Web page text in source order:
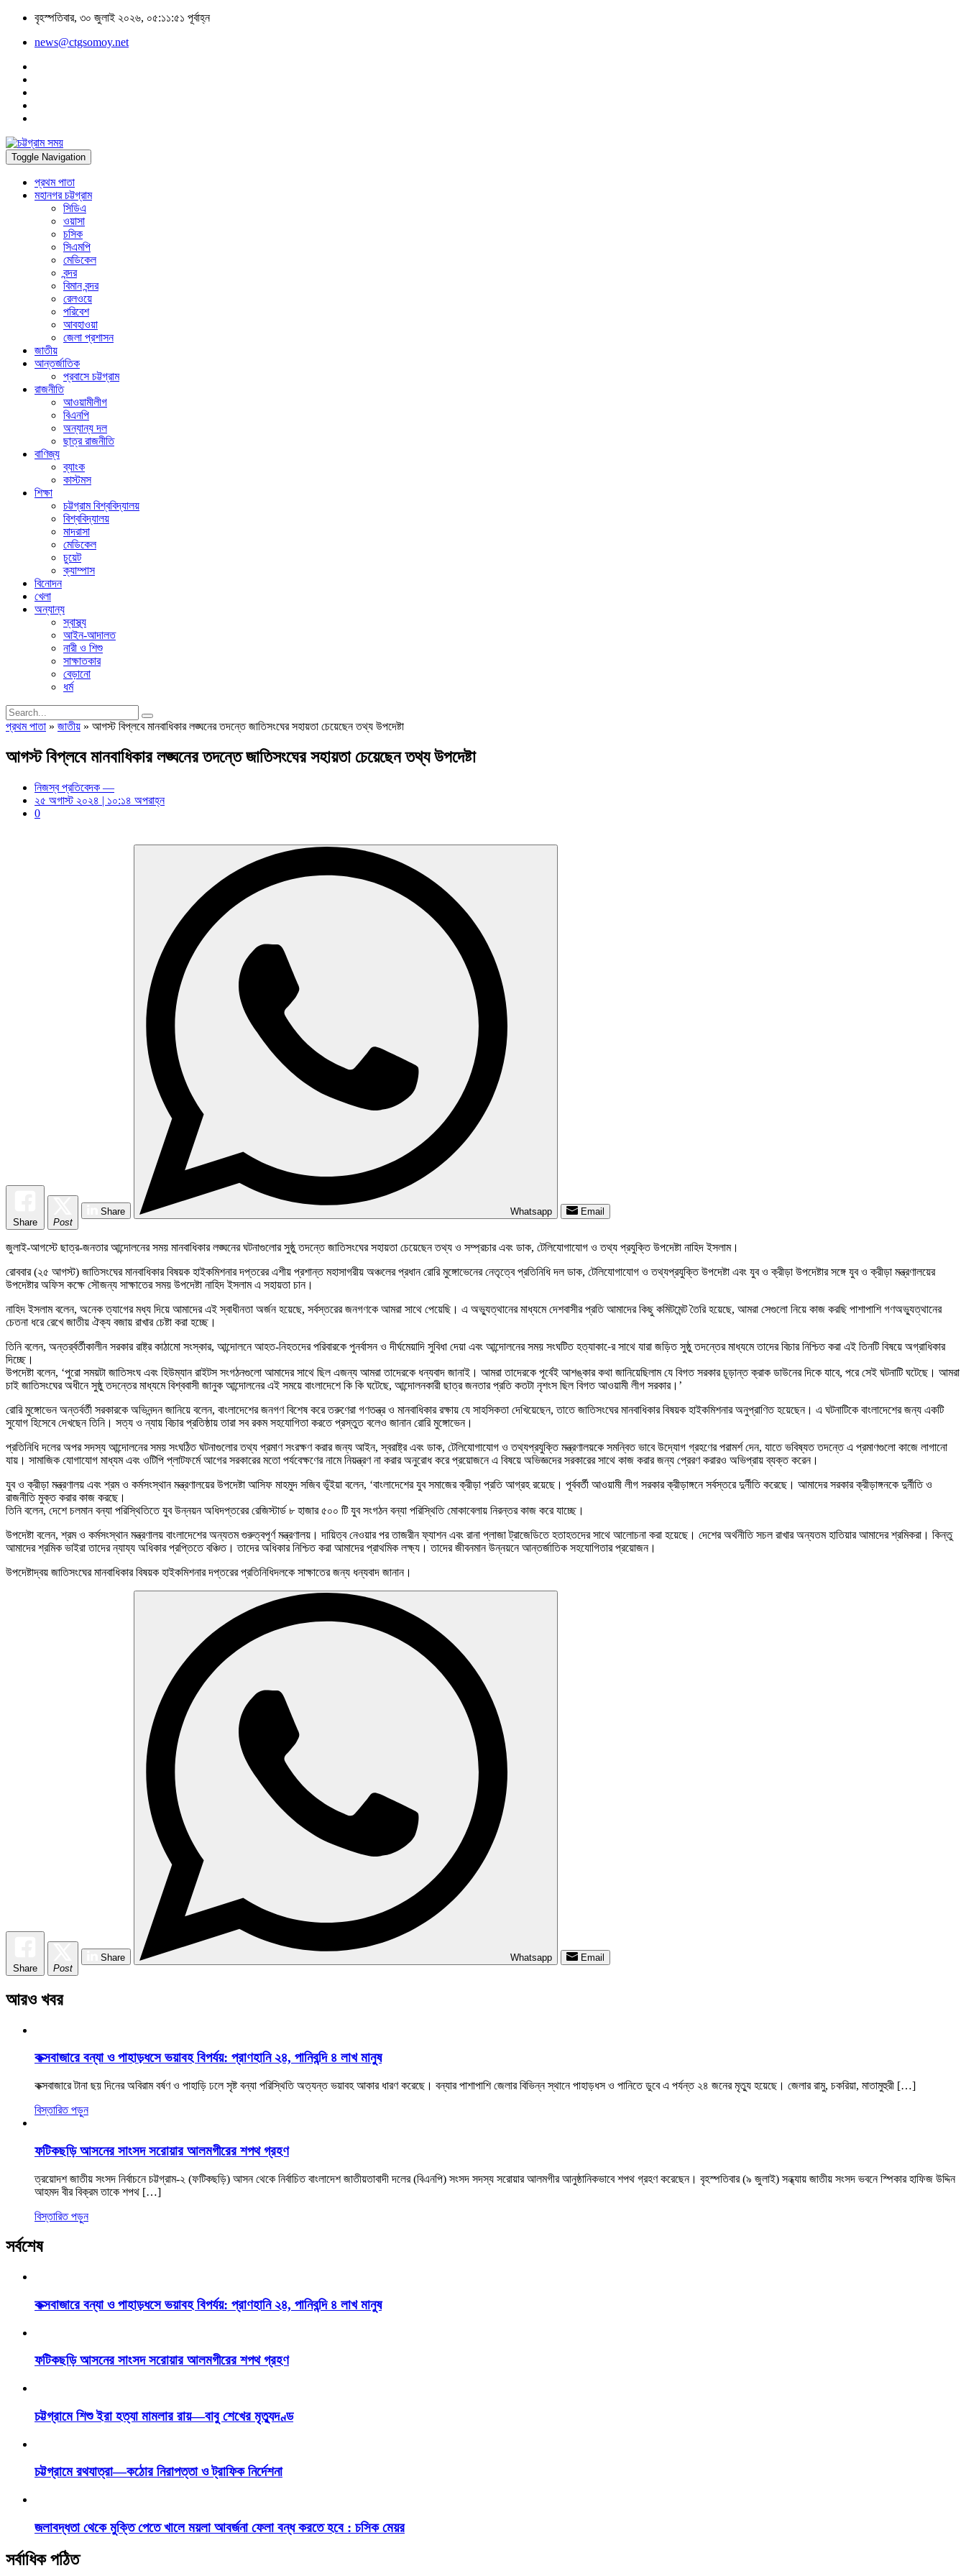
বৃহস্পতিবার, ৩০ জুলাই ২০২৬, ০৫:১১:৫১ পূর্বাহ্ন
news@ctgsomoy.net
Toggle Navigation
প্রথম পাতা
মহানগর চট্টগ্রাম
সিডিএ
ওয়াসা
চসিক
সিএমপি
মেডিকেল
বন্দর
বিমান বন্দর
রেলওয়ে
পরিবেশ
আবহাওয়া
জেলা প্রশাসন
জাতীয়
আন্তর্জাতিক
প্রবাসে চট্টগ্রাম
রাজনীতি
আওয়ামীলীগ
বিএনপি
অন্যান্য দল
ছাত্র রাজনীতি
বাণিজ্য
ব্যাংক
কাস্টমস
শিক্ষা
চট্টগ্রাম বিশ্ববিদ্যালয়
বিশ্ববিদ্যালয়
মাদরাসা
মেডিকেল
চুয়েট
ক্যাম্পাস
বিনোদন
খেলা
অন্যান্য
স্বাস্থ্য
আইন-আদালত
নারী ও শিশু
সাক্ষাতকার
বেড়ানো
ধর্ম
প্রথম পাতা » জাতীয় » আগস্ট বিপ্লবে মানবাধিকার লঙ্ঘনের তদন্তে জাতিসংঘের সহায়তা চেয়েছেন তথ্য উপদেষ্টা
আগস্ট বিপ্লবে মানবাধিকার লঙ্ঘনের তদন্তে জাতিসংঘের সহায়তা চেয়েছেন তথ্য উপদেষ্টা
নিজস্ব প্রতিবেদক —
২৫ অগাস্ট ২০২৪ | ১০:১৪ অপরাহ্ন
0
Share Post
Share Whatsapp Email
জুলাই-আগস্টে ছাত্র-জনতার আন্দোলনের সময় মানবাধিকার লঙ্ঘনের ঘটনাগুলোর সুষ্ঠু তদন্তে জাতিসংঘের সহায়তা চেয়েছেন তথ্য ও সম্প্রচার এবং ডাক, টেলিযোগাযোগ ও তথ্য প্রযুক্তি উপদেষ্টা নাহিদ ইসলাম।
রোববার (২৫ আগস্ট) জাতিসংঘের মানবাধিকার বিষয়ক হাইকমিশনার দপ্তরের এশীয় প্রশান্ত মহাসাগরীয় অঞ্চলের প্রধান রোরি মুঙ্গোভেনের নেতৃত্বে প্রতিনিধি দল ডাক, টেলিযোগাযোগ ও তথ্যপ্রযুক্তি উপদেষ্টা এবং যুব ও ক্রীড়া উপদেষ্টার সঙ্গে যুব ও ক্রীড়া মন্ত্রণালয়ের
উপদেষ্টার অফিস কক্ষে সৌজন্য সাক্ষাতের সময় উপদেষ্টা নাহিদ ইসলাম এ সহায়তা চান।
নাহিদ ইসলাম বলেন, অনেক ত্যাগের মধ্য দিয়ে আমাদের এই স্বাধীনতা অর্জন হয়েছে, সর্বস্তরের জনগণকে আমরা সাথে পেয়েছি। এ অভ্যুত্থানের মাধ্যমে দেশবাসীর প্রতি আমাদের কিছু কমিটমেন্ট তৈরি হয়েছে, আমরা সেগুলো নিয়ে কাজ করছি পাশাপাশি গণঅভ্যুত্থানের
চেতনা ধরে রেখে জাতীয় ঐক্য বজায় রাখার চেষ্টা করা হচ্ছে।
তিনি বলেন, অন্তর্র্বর্তীকালীন সরকার রাষ্ট্র কাঠামো সংস্কার, আন্দোলনে আহত-নিহতদের পরিবারকে পুনর্বাসন ও দীর্ঘমেয়াদি সুবিধা দেয়া এবং আন্দোলনের সময় সংঘটিত হত্যাকা-ের সাথে যারা জড়িত সুষ্ঠু তদন্তের মাধ্যমে তাদের বিচার নিশ্চিত করা এই তিনটি বিষয়ে অগ্রাধিকার
দিচ্ছে।
উপদেষ্টা বলেন, ‘পুরো সময়টা জাতিসংঘ এবং হিউম্যান রাইটস সংগঠনগুলো আমাদের সাথে ছিল এজন্য আমরা তাদেরকে ধন্যবাদ জানাই। আমরা তাদেরকে পূর্বেই আশঙ্কার কথা জানিয়েছিলাম যে বিগত সরকার চূড়ান্ত ক্রাক ডাউনের দিকে যাবে, পরে সেই ঘটনাটি ঘটেছে। আমরা
চাই জাতিসংঘের অধীনে সুষ্ঠু তদন্তের মাধ্যমে বিশ্ববাসী জানুক আন্দোলনের এই সময়ে বাংলাদেশে কি কি ঘটেছে, আন্দোলনকারী ছাত্র জনতার প্রতি কতটা নৃশংস ছিল বিগত আওয়ামী লীগ সরকার।’
রোরি মুঙ্গোভেন অন্তর্বর্তী সরকারকে অভিনন্দন জানিয়ে বলেন, বাংলাদেশের জনগণ বিশেষ করে তরুণেরা গণতন্ত্র ও মানবাধিকার রক্ষায় যে সাহসিকতা দেখিয়েছেন, তাতে জাতিসংঘের মানবাধিকার বিষয়ক হাইকমিশনার অনুপ্রাণিত হয়েছেন। এ ঘটনাটিকে বাংলাদেশের জন্য একটি
সুযোগ হিসেবে দেখছেন তিনি। সত্য ও ন্যায় বিচার প্রতিষ্ঠায় তারা সব রকম সহযোগিতা করতে প্রস্তুত বলেও জানান রোরি মুঙ্গোভেন।
প্রতিনিধি দলের অপর সদস্য আন্দোলনের সময় সংঘঠিত ঘটনাগুলোর তথ্য প্রমাণ সংরক্ষণ করার জন্য আইন, স্বরাষ্ট্র এবং ডাক, টেলিযোগাযোগ ও তথ্যপ্রযুক্তি মন্ত্রণালয়কে সমন্বিত ভাবে উদ্যোগ গ্রহণের পরামর্শ দেন, যাতে ভবিষ্যত তদন্তে এ প্রমাণগুলো কাজে লাগানো
যায়। সামাজিক যোগাযোগ মাধ্যম এবং ওটিপি প্লাটফর্মে আগের সরকারের মতো পর্যবেক্ষণের নামে নিয়ন্ত্রণ না করার অনুরোধ করে প্রয়োজনে এ বিষয়ে অভিজ্ঞদের সরকারের সাথে কাজ করার জন্য প্রেরণ করারও অভিপ্রায় ব্যক্ত করেন।
যুব ও ক্রীড়া মন্ত্রণালয় এবং শ্রম ও কর্মসংস্থান মন্ত্রণালয়ের উপদেষ্টা আসিফ মাহমুদ সজিব ভূঁইয়া বলেন, ‘বাংলাদেশের যুব সমাজের ক্রীড়া প্রতি আগ্রহ রয়েছে। পূর্ববর্তী আওয়ামী লীগ সরকার ক্রীড়াঙ্গনে সর্বস্তরে দুর্নীতি করেছে। আমাদের সরকার ক্রীড়াঙ্গনকে দুর্নীতি ও
রাজনীতি মুক্ত করার কাজ করছে।
তিনি বলেন, দেশে চলমান বন্যা পরিস্থিতিতে যুব উন্নয়ন অধিদপ্তরের রেজিস্টার্ড ৮ হাজার ৫০০ টি যুব সংগঠন বন্যা পরিস্থিতি মোকাবেলায় নিরন্তর কাজ করে যাচ্ছে।
উপদেষ্টা বলেন, শ্রম ও কর্মসংস্থান মন্ত্রণালয় বাংলাদেশের অন্যতম গুরুত্বপূর্ণ মন্ত্রণালয়। দায়িত্ব নেওয়ার পর তাজরীন ফ্যাশন এবং রানা প্লাজা ট্রাজেডিতে হতাহতদের সাথে আলোচনা করা হয়েছে। দেশের অর্থনীতি সচল রাখার অন্যতম হাতিয়ার আমাদের শ্রমিকরা। কিন্তু
আমাদের শ্রমিক ভাইরা তাদের ন্যায্য অধিকার প্রপ্তিতে বঞ্চিত। তাদের অধিকার নিশ্চিত করা আমাদের প্রাথমিক লক্ষ্য। তাদের জীবনমান উন্নয়নে আন্তর্জাতিক সহযোগিতার প্রয়োজন।
উপদেষ্টাদ্বয় জাতিসংঘের মানবাধিকার বিষয়ক হাইকমিশনার দপ্তরের প্রতিনিধিদলকে সাক্ষাতের জন্য ধন্যবাদ জানান।
Share Post
Share Whatsapp Email
আরও খবর
কক্সবাজারে বন্যা ও পাহাড়ধসে ভয়াবহ বিপর্যয়: প্রাণহানি ২৪, পানিবন্দি ৪ লাখ মানুষ
কক্সবাজারে টানা ছয় দিনের অবিরাম বর্ষণ ও পাহাড়ি ঢলে সৃষ্ট বন্যা পরিস্থিতি অত্যন্ত ভয়াবহ আকার ধারণ করেছে। বন্যার পাশাপাশি জেলার বিভিন্ন স্থানে পাহাড়ধস ও পানিতে ডুবে এ পর্যন্ত ২৪ জনের মৃত্যু হয়েছে। জেলার রামু, চকরিয়া, মাতামুহুরী […]
বিস্তারিত পড়ুন
ফটিকছড়ি আসনের সাংসদ সরোয়ার আলমগীরের শপথ গ্রহণ
ত্রয়োদশ জাতীয় সংসদ নির্বাচনে চট্টগ্রাম-২ (ফটিকছড়ি) আসন থেকে নির্বাচিত বাংলাদেশ জাতীয়তাবাদী দলের (বিএনপি) সংসদ সদস্য সরোয়ার আলমগীর আনুষ্ঠানিকভাবে শপথ গ্রহণ করেছেন। বৃহস্পতিবার (৯ জুলাই) সন্ধ্যায় জাতীয় সংসদ ভবনে স্পিকার হাফিজ উদ্দিন
আহমদ বীর বিক্রম তাকে শপথ […]
বিস্তারিত পড়ুন
সর্বশেষ
কক্সবাজারে বন্যা ও পাহাড়ধসে ভয়াবহ বিপর্যয়: প্রাণহানি ২৪, পানিবন্দি ৪ লাখ মানুষ
ফটিকছড়ি আসনের সাংসদ সরোয়ার আলমগীরের শপথ গ্রহণ
চট্টগ্রামে শিশু ইরা হত্যা মামলার রায়—বাবু শেখের মৃত্যুদণ্ড
চট্টগ্রামে রথযাত্রা—কঠোর নিরাপত্তা ও ট্রাফিক নির্দেশনা
জলাবদ্ধতা থেকে মুক্তি পেতে খালে ময়লা আবর্জনা ফেলা বন্ধ করতে হবে : চসিক মেয়র
সর্বাধিক পঠিত